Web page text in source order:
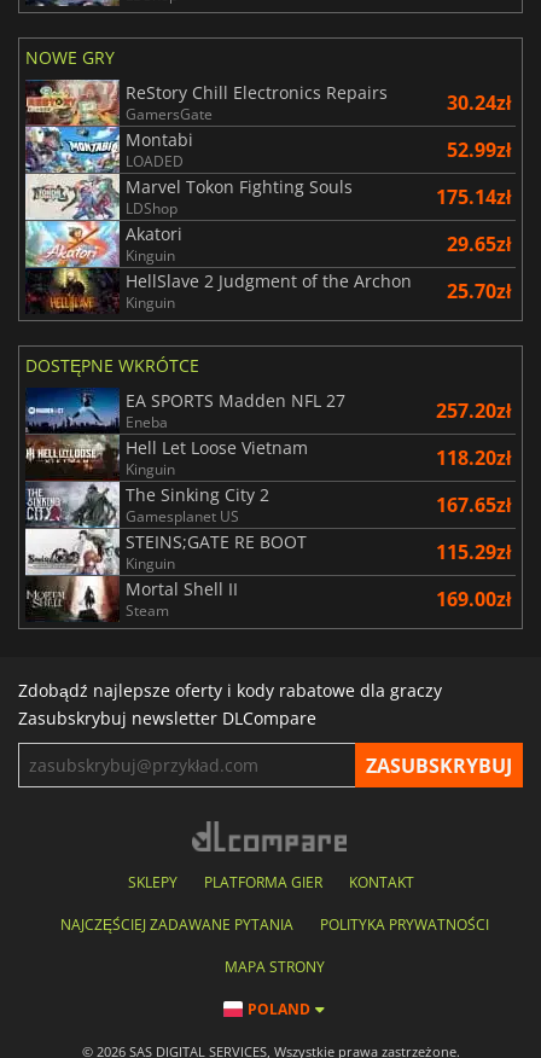
NOWE GRY
ReStory Chill Electronics Repairs
GamersGate 30.24zł
Montabi
LOADED 52.99zł
Marvel Tokon Fighting Souls
LDShop 175.14zł
Akatori
Kinguin 29.65zł
HellSlave 2 Judgment of the Archon
Kinguin 25.70zł
DOSTĘPNE WKRÓTCE
EA SPORTS Madden NFL 27
Eneba 257.20zł
Hell Let Loose Vietnam
Kinguin 118.20zł
The Sinking City 2
Gamesplanet US 167.65zł
STEINS;GATE RE BOOT
Kinguin 115.29zł
Mortal Shell II
Steam 169.00zł
Zdobądź najlepsze oferty i kody rabatowe dla graczy
Zasubskrybuj newsletter DLCompare
SKLEPY PLATFORMA GIER KONTAKT
NAJCZĘŚCIEJ ZADAWANE PYTANIA POLITYKA PRYWATNOŚCI
MAPA STRONY
POLAND
© 2026 SAS DIGITAL SERVICES, Wszystkie prawa zastrzeżone.